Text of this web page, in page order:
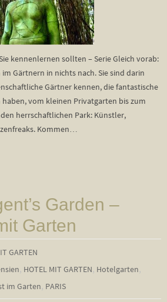
kennenlernen sollten – Serie Gleich vorab:
Gärtnern in nichts nach. Sie sind darin
Gärtner kennen, die fantastische
haben, vom kleinen Privatgarten bis zum
herrschaftlichen Park: Künstler,
Kommen…
Garden –
Garten
GARTEN
HOTEL MIT GARTEN Hotelgarten
im Garten PARIS